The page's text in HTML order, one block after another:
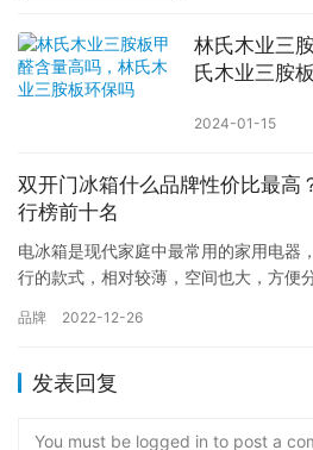
林氏木业三
氏木业三胺
2024-01-15
双开门冰箱什么品牌性价比最高
行榜前十名
电冰箱是现代家庭中最常用的家用电器
行的款式，相对较薄，空间也大，方便
小编为…
品牌 2022-12-26
发表回复
You must be logged in to post a